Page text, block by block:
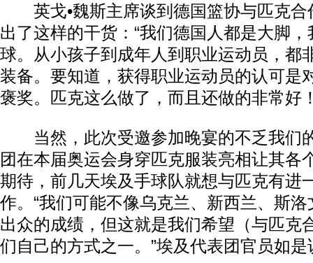
英戈•魏斯主席谈到德国篮协与匹克合
出了这样的干货：“我们德国人都是大脚
球。从小孩子到成年人到职业运动员，都
装备。要知道，获得职业运动员的认可是
褒奖。匹克这么做了，而且还做的非常好
当然，此次受邀参加晚宴的不乏我们
团在本届奥运会身穿匹克服装亮相让其各
期待，前几天埃及手球队就想与匹克有进
作。“我们可能不像乌克兰、新西兰、斯
出众的成绩，但这就是我们希望（与匹克
们自己的方式之一。”埃及代表团官员如是